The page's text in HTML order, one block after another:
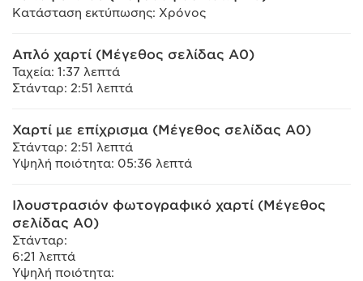
Κατάσταση εκτύπωσης: Χρόνος
Απλό χαρτί (Μέγεθος σελίδας A0)
Ταχεία: 1:37 λεπτά
Στάνταρ: 2:51 λεπτά
Χαρτί με επίχρισμα (Μέγεθος σελίδας A0)
Στάνταρ: 2:51 λεπτά
Υψηλή ποιότητα: 05:36 λεπτά
Ιλουστρασιόν φωτογραφικό χαρτί (Μέγεθος
σελίδας A0)
Στάνταρ:
6:21 λεπτά
Υψηλή ποιότητα: